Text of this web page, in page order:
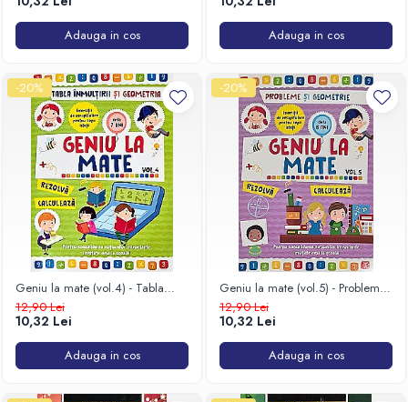
Adauga in cos Adauga in cos
-20%
Geniu la mate (vol.4) - Tabla
înmulțirii și geometria
12,90 Lei
10,32 Lei
Adauga in cos
-20%
Geniu la mate (vol.5) - Probleme
și geometrie
12,90 Lei
10,32 Lei
Adauga in cos